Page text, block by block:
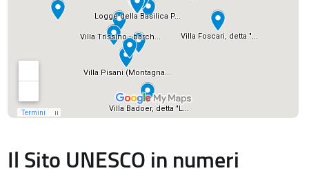
Il Sito UNESCO in numeri